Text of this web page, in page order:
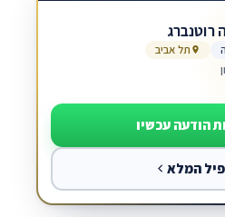
רוטנברג
תל אביב
הודעה עכשיו
המלא